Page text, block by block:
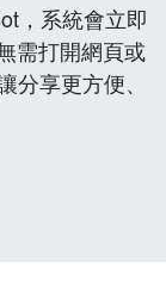
，系統會立即
需打開網頁或
享更方便、